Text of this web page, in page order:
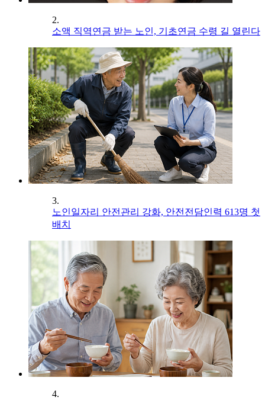
2.
소액 직역연금 받는 노인, 기초연금 수령 길 열린다
3.
노인일자리 안전관리 강화, 안전전담인력 613명 첫
배치
4.